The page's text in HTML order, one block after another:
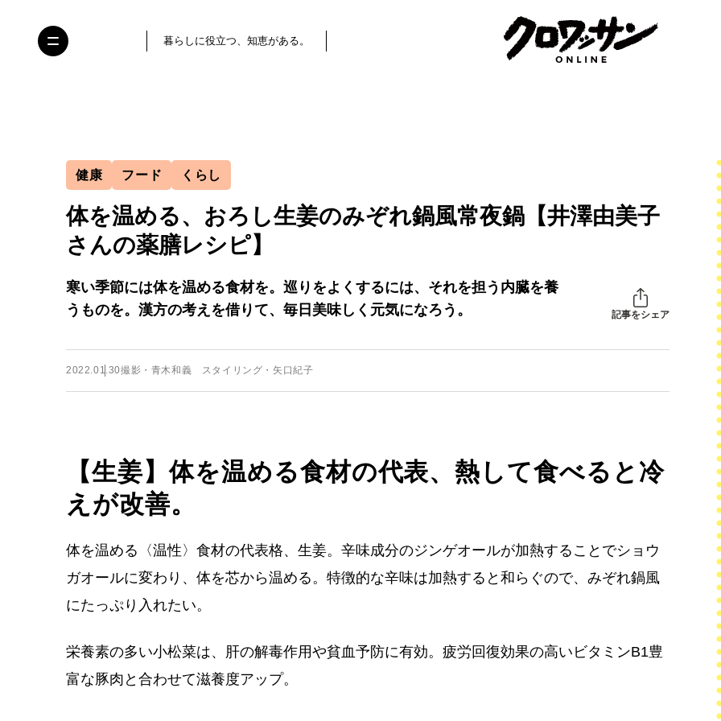
暮らしに役立つ、知恵がある。
健康 フード くらし
体を温める、おろし生姜のみぞれ鍋風常夜鍋【井澤由美子
さんの薬膳レシピ】
寒い季節には体を温める食材を。巡りをよくするには、それを担う内臓を養
うものを。漢方の考えを借りて、毎日美味しく元気になろう。
記事をシェア
2022.01.30撮影・青木和義 スタイリング・矢口紀子
【生姜】体を温める食材の代表、熱して食べると冷
えが改善。
体を温める〈温性〉食材の代表格、生姜。辛味成分のジンゲオールが加熱することでショウ
ガオールに変わり、体を芯から温める。特徴的な辛味は加熱すると和らぐので、みぞれ鍋風
にたっぷり入れたい。
栄養素の多い小松菜は、肝の解毒作用や貧血予防に有効。疲労回復効果の高いビタミンB1豊
富な豚肉と合わせて滋養度アップ。